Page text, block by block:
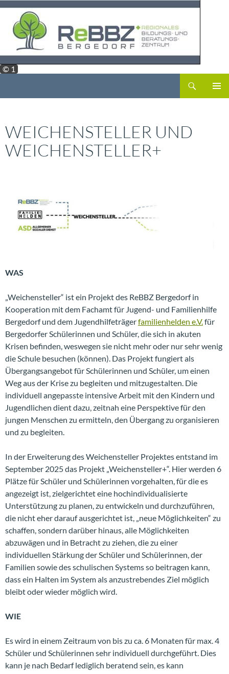
Zum
Inhalt
springen
© 1
WEICHENSTELLER UND
WEICHENSTELLER+
WAS
„Weichensteller“ ist ein Projekt des ReBBZ Bergedorf in
Kooperation mit dem Fachamt für Jugend- und Familienhilfe
Bergedorf und dem Jugendhilfeträgerfamilienhelden e.V. für
Bergedorfer Schülerinnen und Schüler, die sich in akuten
Krisen befinden, weswegen sie nicht mehr oder nur sehr wenig
die Schule besuchen (können). Das Projekt fungiert als
Übergangsangebot für Schülerinnen und Schüler, um einen
Weg aus der Krise zu begleiten und mitzugestalten. Die
individuell angepasste intensive Arbeit mit den Kindern und
Jugendlichen dient dazu, zeitnah eine Perspektive für den
jungen Menschen zu ermitteln, den Übergang zu organisieren
und zu begleiten.
In der Erweiterung des Weichensteller Projektes entstand im
September 2025 das Projekt „Weichensteller+“. Hier werden 6
Plätze für Schüler und Schülerinnen vorgehalten, für die es
angezeigt ist, zielgerichtet eine hochindividualisierte
Unterstützung zu planen, zu entwickeln und durchzuführen,
die nicht eher darauf ausgerichtet ist, „neue Möglichkeiten“ zu
schaffen, sondern darüber hinaus, alle Möglichkeiten
abzuwägen und in Betracht zu ziehen, die zu einer
individuellen Stärkung der Schüler und Schülerinnen, der
Familien sowie des schulischen Systems so beitragen kann,
dass ein Halten im System als anzustrebendes Ziel möglich
bleibt oder wieder möglich wird.
WIE
Es wird in einem Zeitraum von bis zu ca. 6 Monaten für max. 4
Schüler und Schülerinnen sehr individuell durchgeführt. Dies
kann je nach Bedarf lediglich beratend sein, es kann